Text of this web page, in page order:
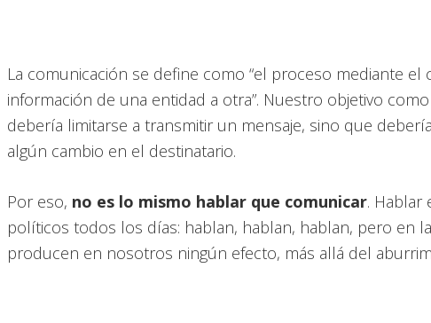
La comunicación se define como “el proceso mediante el
información de una entidad a otra”. Nuestro objetivo
debería limitarse a transmitir un mensaje, sino que
algún cambio en el destinatario.
Por eso, no es lo mismo hablar que comunicar. Hablar
políticos todos los días: hablan, hablan, hablan, pero en
producen en nosotros ningún efecto, más allá del